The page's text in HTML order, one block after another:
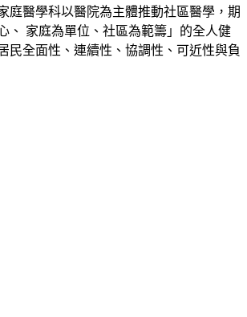
醫學科以醫院為主體推動社區醫學，期
、 家庭為單位、社區為範籌」的全人健
民全面性、連續性、協調性、可近性與負